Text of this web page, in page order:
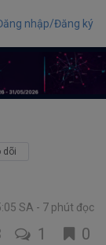
nhập/Đăng ký
dõi
SA 7 phút đọc
1 0